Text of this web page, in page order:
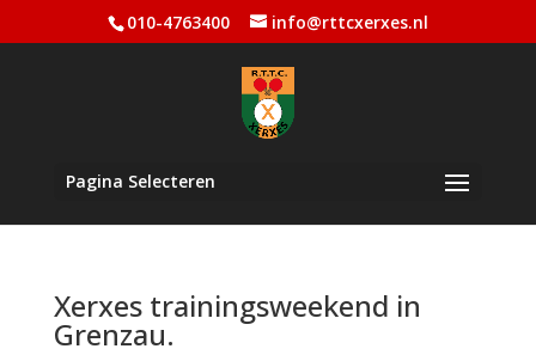
010-4763400 info@rttcxerxes.nl
Pagina Selecteren
Xerxes trainingsweekend in
Grenzau.